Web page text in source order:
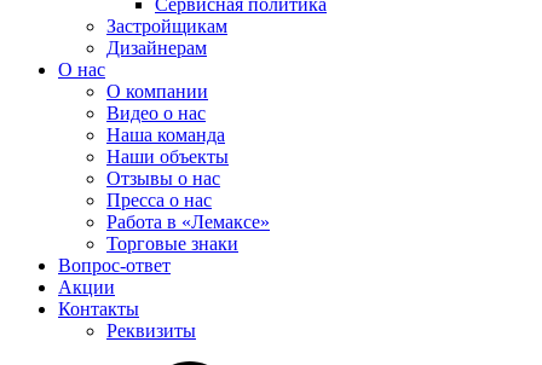
Сервисная политика
Застройщикам
Дизайнерам
О нас
О компании
Видео о нас
Наша команда
Наши объекты
Отзывы о нас
Пресса о нас
Работа в «Лемаксе»
Торговые знаки
Вопрос-ответ
Акции
Контакты
Реквизиты